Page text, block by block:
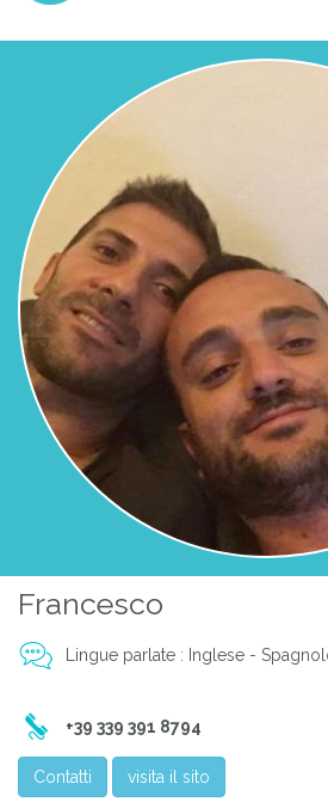
Francesco
Lingue parlate : Inglese -
+39 339 391 8794
Contatti visita il sito